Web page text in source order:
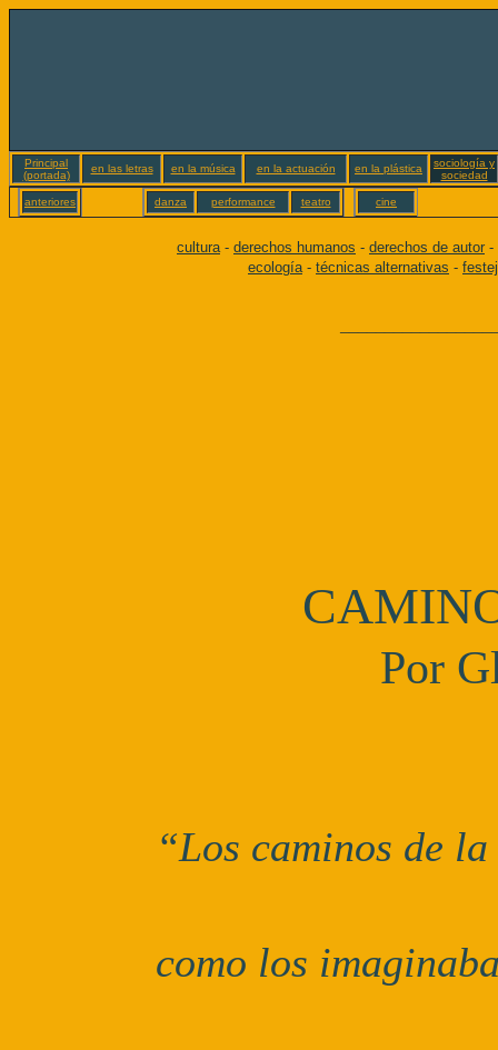
Principal
(portada)
en las letras en la música en la actuación en la plástica
sociología y
sociedad
anteriores danza performance teatro cine
cultura- derechos humanos - derechos de autor -
ecología- técnicas alternativas -
Por
“Los caminos de
como los